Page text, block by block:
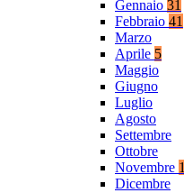
Gennaio 31
Febbraio 41
Marzo
Aprile 5
Maggio
Giugno
Luglio
Agosto
Settembre
Ottobre
Novembre 1
Dicembre